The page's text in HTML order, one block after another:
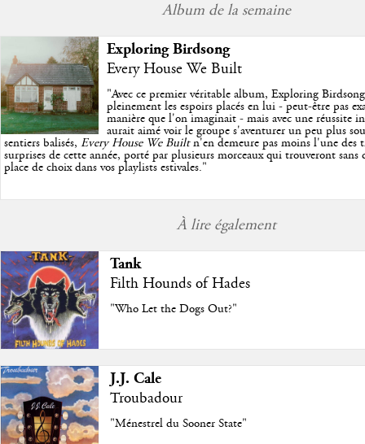
Album de la semaine
Exploring Birdsong
Every House We Built
"Avec ce premier véritable album, Exploring
pleinement les espoirs placés en lui - peut-être pas
manière que l'on imaginait - mais avec une réussite
aurait aimé voir le groupe s'aventurer un peu plus
sentiers balisés, Every House We Builtn'en demeure pas moins l'une des
surprises de cette année, porté par plusieurs morceaux qui trouveront
place de choix dans vos playlists estivales."
À lire également
Tank
Filth Hounds of Hades
"Who Let the Dogs Out?"
J.J. Cale
Troubadour
"Ménestrel du Sooner State"